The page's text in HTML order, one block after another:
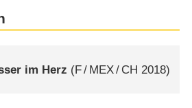
im Herz (F/ MEX/ CH 2018)